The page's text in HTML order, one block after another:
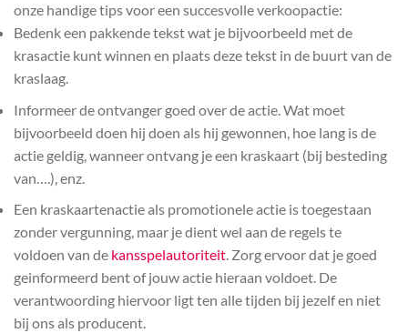
onze handige tips voor een succesvolle verkoopactie:
Bedenk een pakkende tekst wat je bijvoorbeeld met de
krasactie kunt winnen en plaats deze tekst in de buurt van de
kraslaag.
Informeer de ontvanger goed over de actie. Wat moet
bijvoorbeeld doen hij doen als hij gewonnen, hoe lang is de
actie geldig, wanneer ontvang je een kraskaart (bij besteding
van….), enz.
Een kraskaartenactie als promotionele actie is toegestaan
zonder vergunning, maar je dient wel aan de regels te
voldoen van de kansspelautoriteit. Zorg ervoor dat je goed
geinformeerd bent of jouw actie hieraan voldoet. De
verantwoording hiervoor ligt ten alle tijden bij jezelf en niet
bij ons als producent.